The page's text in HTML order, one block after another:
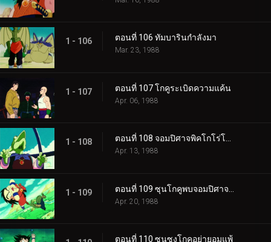
1 - 106 ตอนที่ 106 ทัมบารินกำลังมา
Mar. 23, 1988
1 - 107 ตอนที่ 107 โกคูระเบิดความแค้น
Apr. 06, 1988
1 - 108 ตอนที่ 108 จอมปิศาจพิคโกโร่โกรธแล้ว
Apr. 13, 1988
1 - 109
Apr. 20, 1988
ตอนที่ 110 ซุนซงโกคูอย่ายอมแพ้